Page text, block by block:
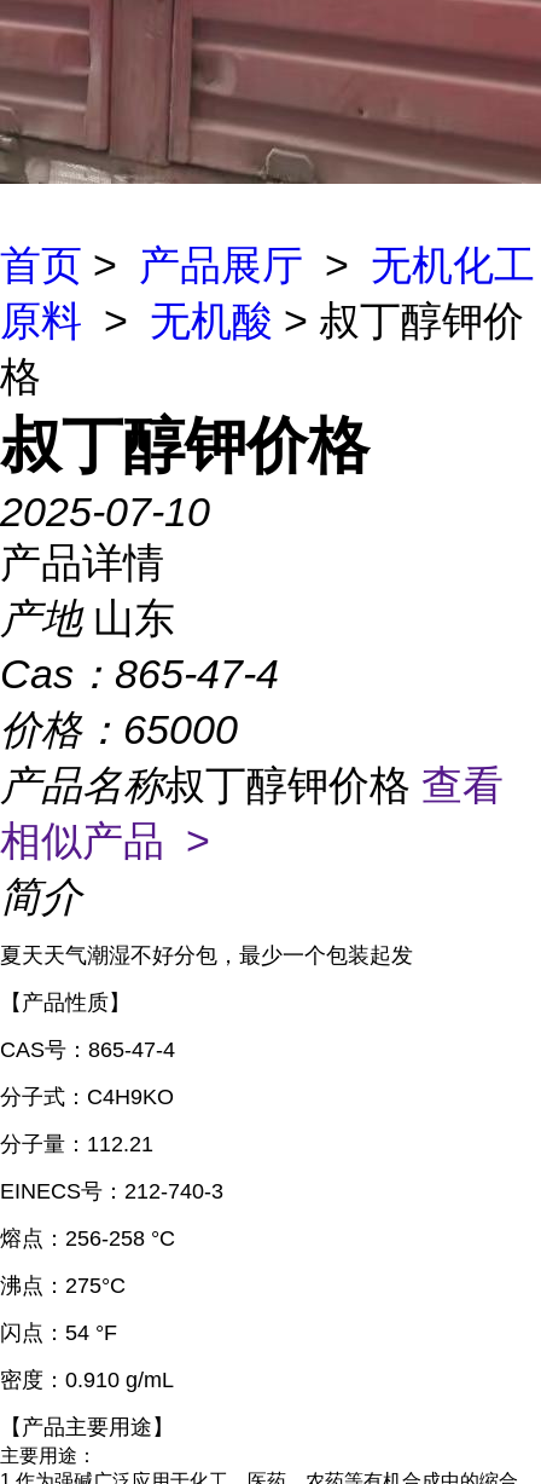
首页 > 产品展厅 > 无机化工
原料 > 无机酸 > 叔丁醇钾价
格
叔丁醇钾价格
2025-07-10
产品详情
产地 山东
Cas： 865-47-4
价格： 65000
产品名称叔丁醇钾价格 查看
相似产品 >
简介
夏天天气潮湿不好分包，最少一个包装起发
【产品性质】
CAS号：865-47-4
分子式：C4H9KO
分子量：112.21
EINECS号：212-740-3
熔点：256-258 °C
沸点：275°C
闪点：54 °F
密度：0.910 g/mL
【产品主要用途】
主要用途：